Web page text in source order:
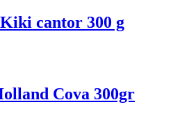
Kiki cantor 300 g
Cova 300gr